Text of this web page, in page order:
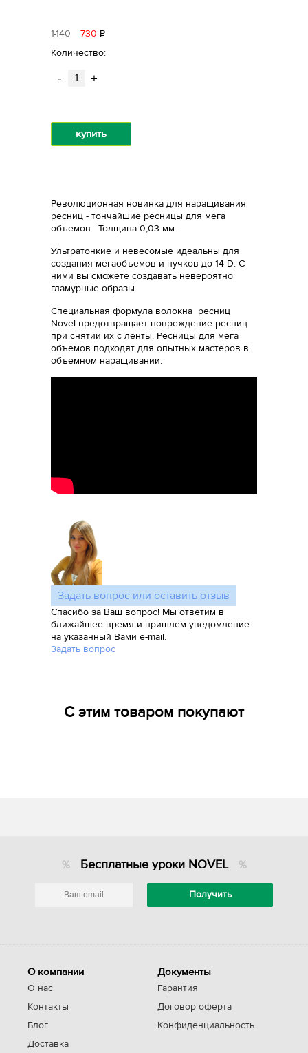
1140 730 Р
Количество:
- +
купить
Революционная новинка для наращивания
ресниц - тончайшие ресницы для мега
объемов. Толщина 0,03 мм.
Ультратонкие и невесомые идеальны для
создания мегаобъемов и пучков до 14 D. С
ними вы сможете создавать невероятно
гламурные образы.
Специальная формула волокна ресниц
Novel предотвращает повреждение ресниц
при снятии их с ленты. Ресницы для мега
объемов подходят для опытных мастеров в
объемном наращивании.
Задать вопрос или оставить отзыв
Спасибо за Ваш вопрос! Мы ответим в
ближайшее время и пришлем уведомление
на указанный Вами e-mail.
Задать вопрос
С этим товаром покупают
Бесплатные уроки NOVEL
О компании
О нас
Контакты
Блог
Доставка
Документы
Гарантия
Договор оферта
Конфиденциальность